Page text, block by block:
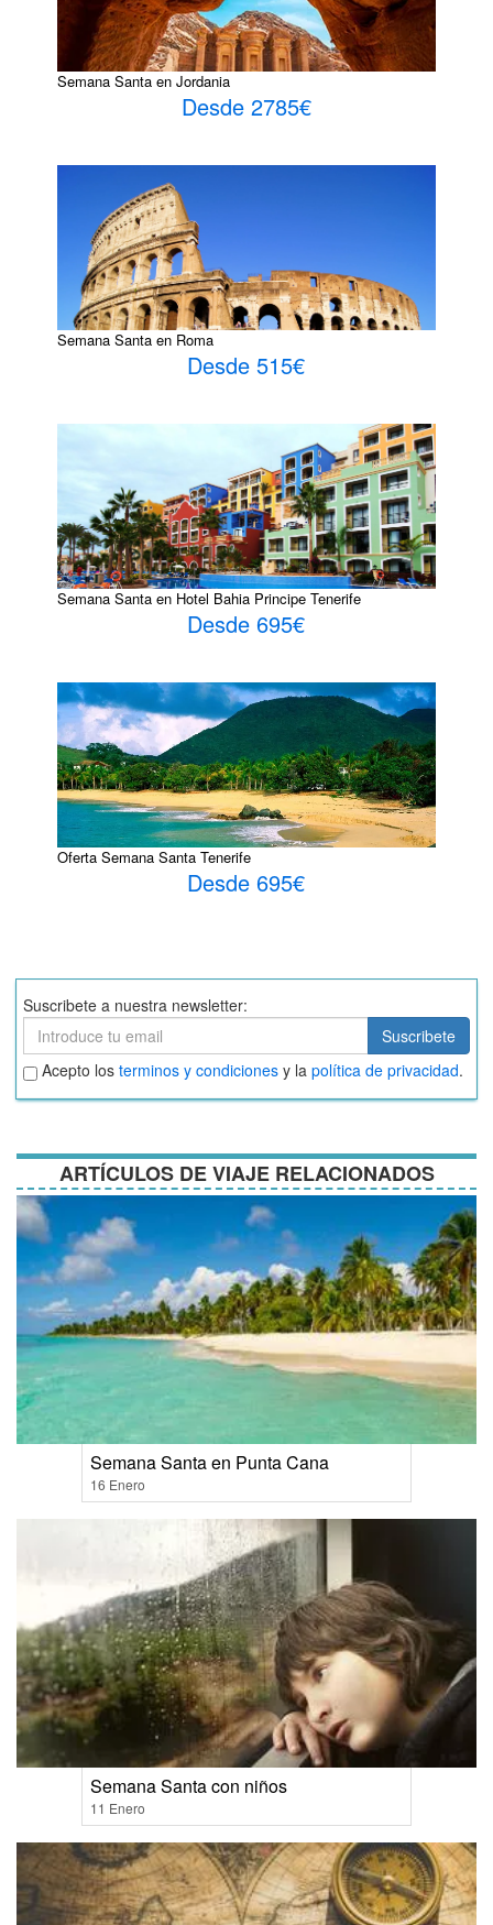
Semana Santa en Jordania
Desde 2785€
Semana Santa en Roma
Desde 515€
Semana Santa en Hotel Bahia Principe Tenerife
Desde 695€
Oferta Semana Santa Tenerife
Desde 695€
Suscribete a nuestra newsletter:
Suscribete
Suscribete
Aceptar
términos
y
Acepto los terminos y condiciones y la política de privacidad.
ARTÍCULOS DE VIAJE RELACIONADOS
Semana Santa en Punta Cana
16 Enero
Semana Santa con niños
11 Enero